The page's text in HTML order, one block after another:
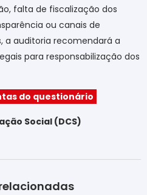
falta de fiscalização dos
ou canais de
a auditoria recomendará a
para responsabilização dos
do questionário
Social (DCS)